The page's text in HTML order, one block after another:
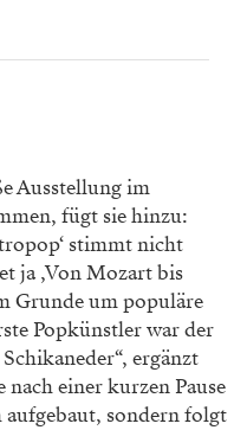
Ausstellung im
fügt sie hinzu:
stimmt nicht
ja ‚Von Mozart bis
Grunde um populäre
Popkünstler war der
ergänzt
nach einer kurzen Pause
sondern folgt